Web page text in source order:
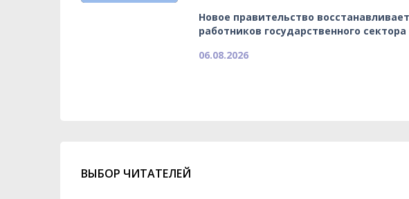
Новое правительство
работников государственного сектора
06.08.2026
ВЫБОР ЧИТАТЕЛЕЙ